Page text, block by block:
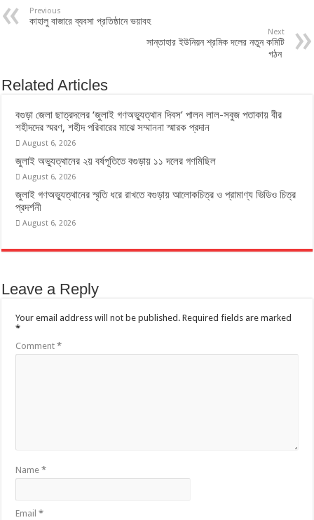
Previous
কাহালু বাজারে ব্যবসা প্রতিষ্ঠানে ভয়াবহ
Next
সান্তাহার ইউনিয়ন শ্রমিক দলের নতুন কমিটি
গঠন
Related Articles
বগুড়া জেলা ছাত্রদলের ‘জুলাই গণঅভ্যুত্থান দিবস’ পালন লাল-সবুজ পতাকায় বীর
শহীদদের স্মরণ, শহীদ পরিবারের মাঝে সম্মাননা স্মারক প্রদান
August 6, 2026
জুলাই অভ্যুত্থানের ২য় বর্ষপূতিতে বগুড়ায় ১১ দলের গণমিছিল
August 6, 2026
জুলাই গণঅভ্যুত্থানের স্মৃতি ধরে রাখতে বগুড়ায় আলোকচিত্র ও প্রামাণ্য ভিডিও চিত্র
প্রদর্শনী
August 6, 2026
Leave a Reply
Your email address will not be published. Required fields are marked
*
Comment*
Name*
Email*